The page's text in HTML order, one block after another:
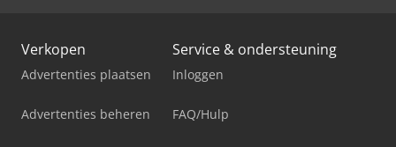
Verkopen
Advertenties plaatsen
Advertenties beheren
Service & ondersteuning
Inloggen
FAQ/Hulp